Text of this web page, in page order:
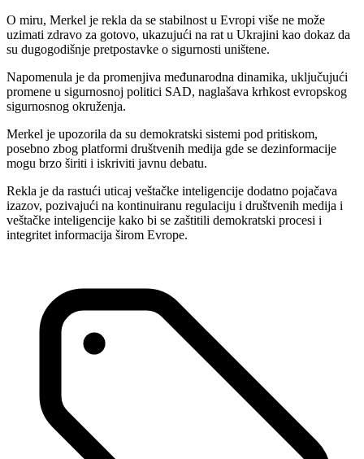
O miru, Merkel je rekla da se stabilnost u Evropi više ne može
uzimati zdravo za gotovo, ukazujući na rat u Ukrajini kao dokaz da
su dugogodišnje pretpostavke o sigurnosti uništene.
Napomenula je da promenjiva međunarodna dinamika, uključujući
promene u sigurnosnoj politici SAD, naglašava krhkost evropskog
sigurnosnog okruženja.
Merkel je upozorila da su demokratski sistemi pod pritiskom,
posebno zbog platformi društvenih medija gde se dezinformacije
mogu brzo širiti i iskriviti javnu debatu.
Rekla je da rastući uticaj veštačke inteligencije dodatno pojačava
izazov, pozivajući na kontinuiranu regulaciju i društvenih medija i
veštačke inteligencije kako bi se zaštitili demokratski procesi i
integritet informacija širom Evrope.